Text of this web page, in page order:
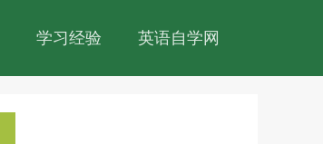
学习经验 英语自学网